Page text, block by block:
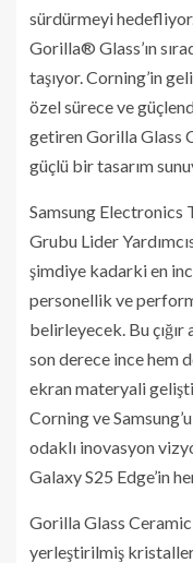
sürdürmeyi
Gorilla® Glass’ın
taşıyor. Corning’in
özel sürece ve
getiren Gorilla Glass
güçlü bir tasarım
Samsung Electronics
Grubu Lider
şimdiye kadarki en
personellik ve
belirleyecek. Bu çığır
son derece ince hem
ekran materyali
Corning ve
odaklı inovasyon
Galaxy S25 Edge’in
Gorilla Glass
yerleştirilmiş